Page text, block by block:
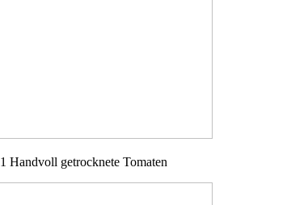
1 Handvoll getrocknete Tomaten